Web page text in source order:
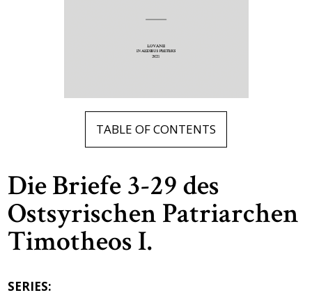
TABLE OF CONTENTS
Die Briefe 3-29 des
Ostsyrischen Patriarchen
Timotheos I.
SERIES: